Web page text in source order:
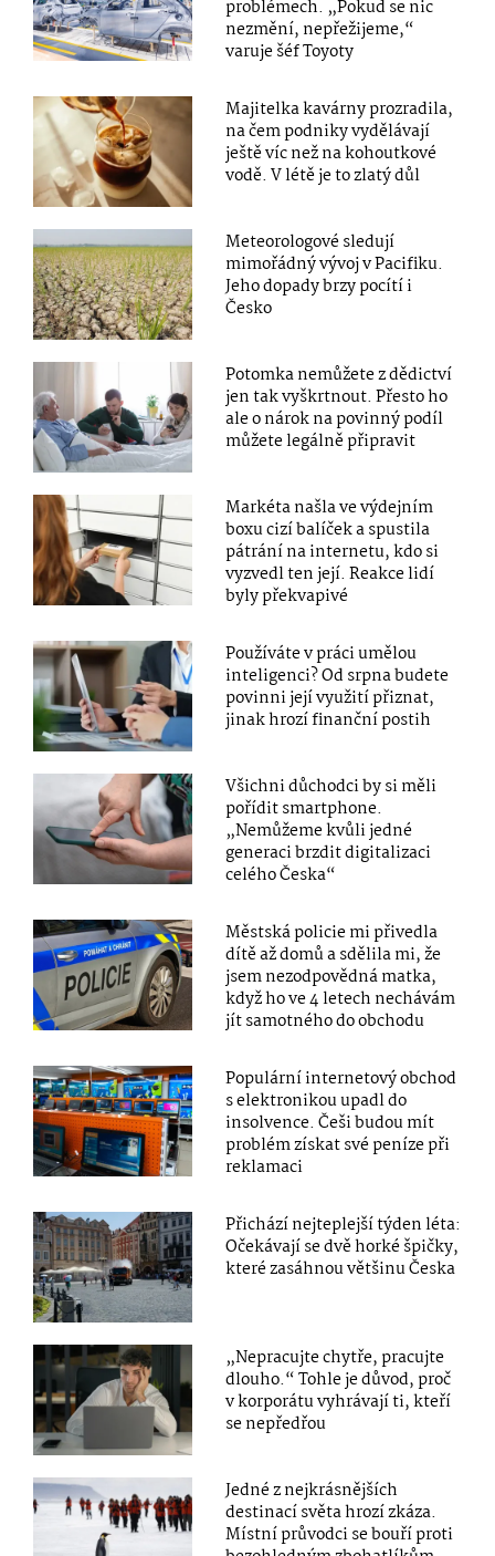
problémech. „Pokud se nic
nezmění, nepřežijeme,“
varuje šéf Toyoty
Majitelka kavárny prozradila,
na čem podniky vydělávají
ještě víc než na kohoutkové
vodě. V létě je to zlatý důl
Meteorologové sledují
mimořádný vývoj v Pacifiku.
Jeho dopady brzy pocítí i
Česko
Potomka nemůžete z dědictví
jen tak vyškrtnout. Přesto ho
ale o nárok na povinný podíl
můžete legálně připravit
Markéta našla ve výdejním
boxu cizí balíček a spustila
pátrání na internetu, kdo si
vyzvedl ten její. Reakce lidí
byly překvapivé
Používáte v práci umělou
inteligenci? Od srpna budete
povinni její využití přiznat,
jinak hrozí finanční postih
Všichni důchodci by si měli
pořídit smartphone.
„Nemůžeme kvůli jedné
generaci brzdit digitalizaci
celého Česka“
Městská policie mi přivedla
dítě až domů a sdělila mi, že
jsem nezodpovědná matka,
když ho ve 4 letech nechávám
jít samotného do obchodu
Populární internetový obchod
s elektronikou upadl do
insolvence. Češi budou mít
problém získat své peníze při
reklamaci
Přichází nejteplejší týden léta:
Očekávají se dvě horké špičky,
které zasáhnou většinu Česka
„Nepracujte chytře, pracujte
dlouho.“ Tohle je důvod, proč
v korporátu vyhrávají ti, kteří
se nepředřou
Jedné z nejkrásnějších
destinací světa hrozí zkáza.
Místní průvodci se bouří proti